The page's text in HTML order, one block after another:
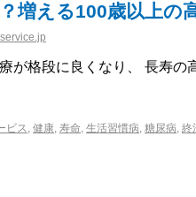
増える100歳以上の
が格段に良くなり、 長寿
ビス, 健康, 寿命, 生活習慣病, 糖尿病, 終